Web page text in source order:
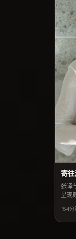
寄
张译
呈现
的故
日释
154分